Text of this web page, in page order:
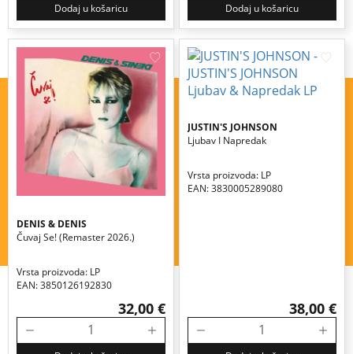
Dodaj u košaricu Dodaj u košaricu
DENIS & DENIS
Čuvaj Se! (remaster 2026.)
Vrsta proizvoda: LP
EAN: 3850126192830
32,00 €
JUSTIN'S JOHNSON
Ljubav I Napredak
Vrsta proizvoda: LP
EAN: 3830005289080
38,00 €